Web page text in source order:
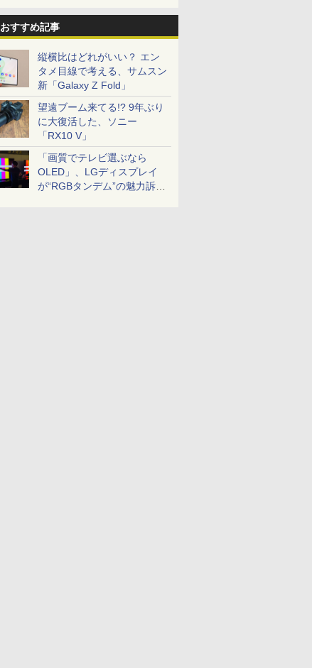
おすすめ記事
縦横比はどれがいい？ エン
タメ目線で考える、サムスン
新「Galaxy Z Fold」
望遠ブーム来てる!? 9年ぶり
に大復活した、ソニー
「RX10 V」
「画質でテレビ選ぶなら
OLED」、LGディスプレイ
が“RGBタンデム”の魅力訴